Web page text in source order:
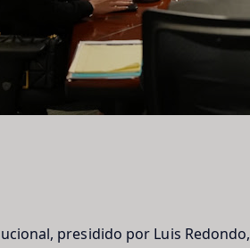
presidido por Luis